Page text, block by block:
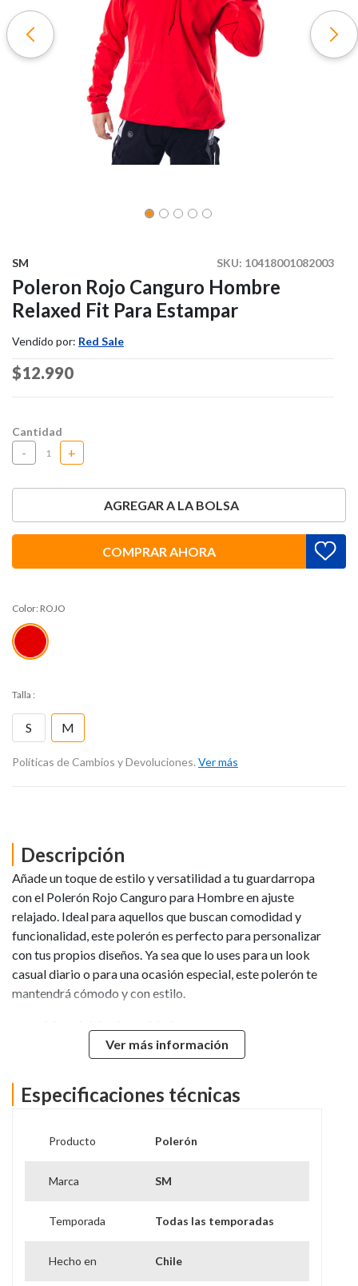
SKU: 10418001082003
SM
Poleron Rojo Canguro Hombre
Relaxed Fit Para Estampar
Vendido por: Red Sale
Price reduced from
$12.990
Cantidad
- +
AGREGAR A LA BOLSA
COMPRAR AHORA
Color: ROJO
Talla :
S M
Políticas de Cambios y Devoluciones. Ver más
Descripción
Añade un toque de estilo y versatilidad a tu guardarropa
con el Polerón Rojo Canguro para Hombre en ajuste
relajado. Ideal para aquellos que buscan comodidad y
funcionalidad, este polerón es perfecto para personalizar
con tus propios diseños. Ya sea que lo uses para un look
casual diario o para una ocasión especial, este polerón te
mantendrá cómodo y con estilo.
Diseño relax Fit
Estampable
Tallas: S/M/L/XL
Ver más información
Especificaciones técnicas
Producto Polerón
Marca SM
Temporada Todas las temporadas
Hecho en Chile